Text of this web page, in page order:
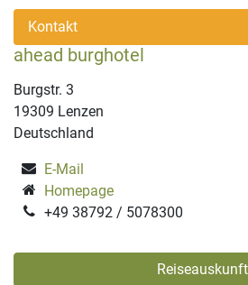
Kontakt
ahead burghotel
Burgstr. 3
19309 Lenzen
Deutschland
E-Mail
Homepage
+49 38792 / 5078300
Reiseauskunft